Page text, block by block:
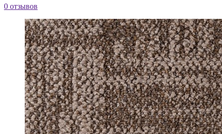
0 отзывов